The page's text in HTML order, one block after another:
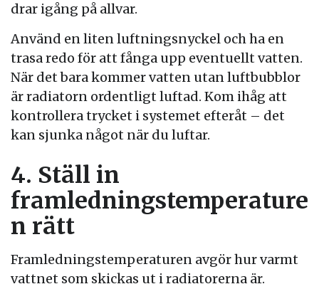
drar igång på allvar.
Använd en liten luftningsnyckel och ha en
trasa redo för att fånga upp eventuellt vatten.
När det bara kommer vatten utan luftbubblor
är radiatorn ordentligt luftad. Kom ihåg att
kontrollera trycket i systemet efteråt – det
kan sjunka något när du luftar.
4. Ställ in
framledningstemperature
n rätt
Framledningstemperaturen avgör hur varmt
vattnet som skickas ut i radiatorerna är.